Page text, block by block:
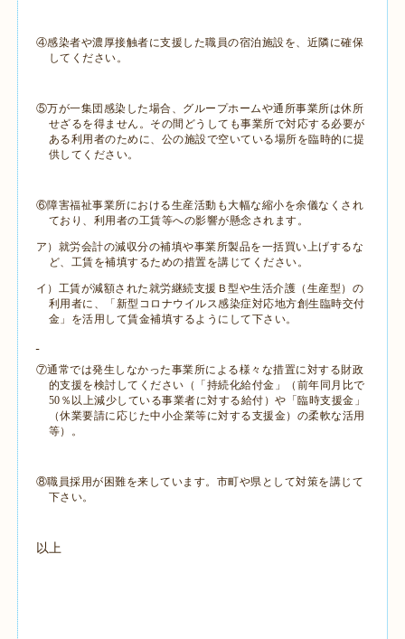
④感染者や濃厚接触者に支援した職員の宿泊施設を、近隣に確保
してください。
⑤万が一集団感染した場合、グループホームや通所事業所は休所
せざるを得ません。その間どうしても事業所で対応する必要が
ある利用者のために、公の施設で空いている場所を臨時的に提
供してください。
⑥障害福祉事業所における生産活動も大幅な縮小を余儀なくされ
ており、利用者の工賃等への影響が懸念されます。
ア）就労会計の減収分の補填や事業所製品を一括買い上げするな
ど、工賃を補填するための措置を講じてください。
イ）工賃が減額された就労継続支援Ｂ型や生活介護（生産型）の
利用者に、「新型コロナウイルス感染症対応地方創生臨時交付
金」を活用して賃金補填するようにして下さい。
⑦通常では発生しなかった事業所による様々な措置に対する財政
的支援を検討してください（「持続化給付金」（前年同月比で
50 ％以上減少している事業者に対する給付）や「臨時支援金」
（休業要請に応じた中小企業等に対する支援金）の柔軟な活用
等）。
⑧職員採用が困難を来しています。市町や県として対策を講じて
下さい。
以上